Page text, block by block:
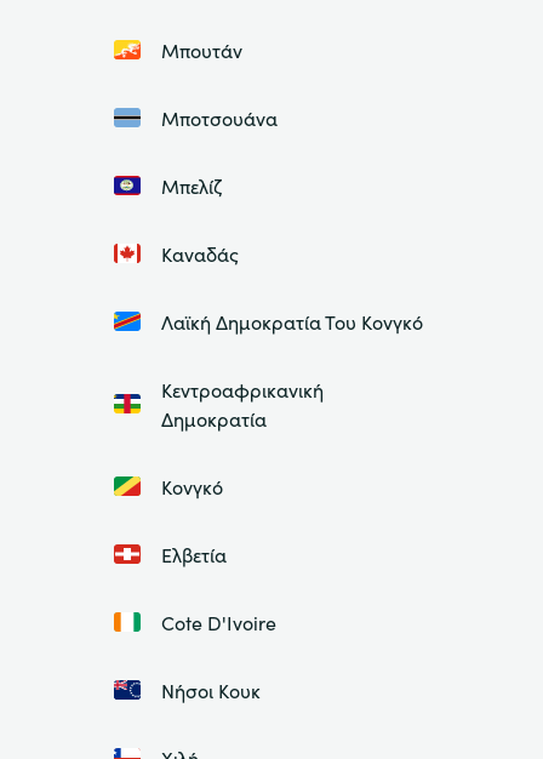
Μπουτάν
Μποτσουάνα
Μπελίζ
Καναδάς
Λαϊκή Δημοκρατία Του Κονγκό
Κεντροαφρικανική
Δημοκρατία
Κονγκό
Ελβετία
Cote D'Ivoire
Νήσοι Κουκ